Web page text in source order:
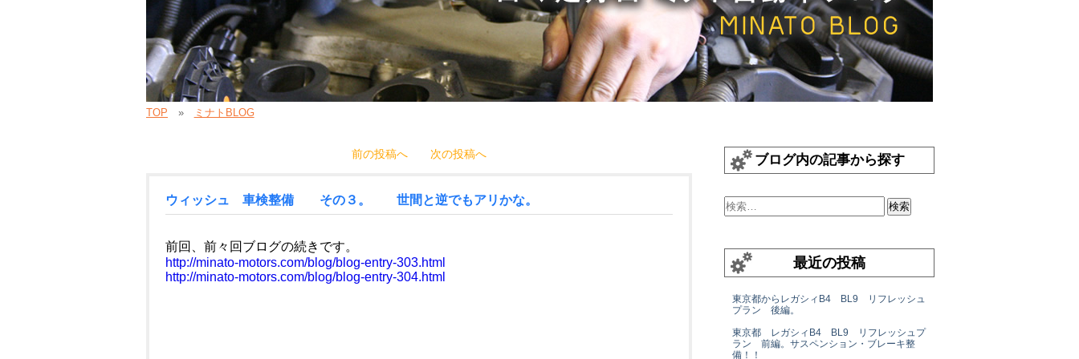
TOP ミナトBLOG
前の投稿へ 次の投稿へ
ウィッシュ 車検整備 その３。 世間と逆でもアリかな。
前回、前々回ブログの続きです。
http://minato-motors.com/blog/blog-entry-303.html
http://minato-motors.com/blog/blog-entry-304.html
ブログ内の記事から探す
最近の投稿
東京都からレガシィB4 BL9 リフレッシュ
プラン 後編。
東京都 レガシィB4 BL9 リフレッシュプ
ラン 前編。サスペンション・ブレーキ整
備！！